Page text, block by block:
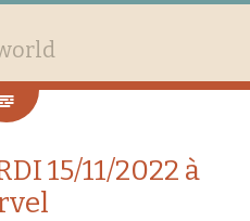
15/11/2022 à